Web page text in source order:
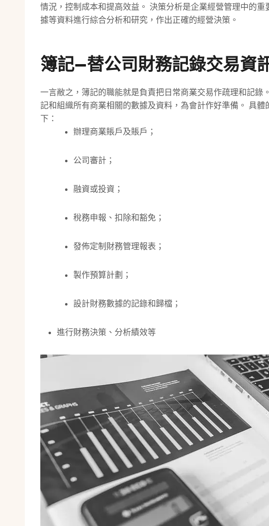
情況，控制成本和提高效益。 決策分析是企業經營管理中的
據等資料進行綜合分析和研究，作出正確的經營決策。
簿記—替公司財務記錄交易資
一言敝之，簿記的職能就是負責把日常商業交易作疏理和記錄
記和組織所有商業相關的數據及資料，為會計作好準備。 具體
下：
辦理商業賬戶及賬戶；
公司審計；
融資或投資；
稅務申報、扣除和豁免；
發佈定制財務管理報表；
製作預算計劃；
設計財務數據的記錄和歸檔；
進行財務決策、分析績效等